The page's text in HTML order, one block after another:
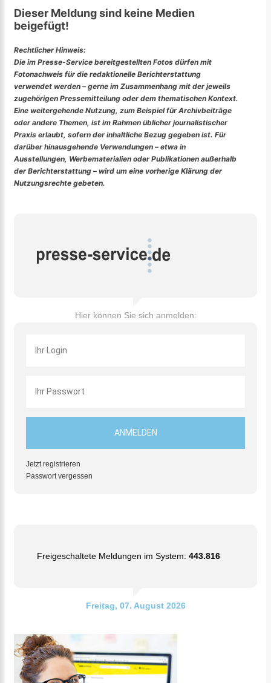
Dieser Meldung sind keine Medien
beigefügt!
Rechtlicher Hinweis:
Die im Presse-Service bereitgestellten Fotos dürfen mit
Fotonachweis für die redaktionelle Berichterstattung
verwendet werden – gerne im Zusammenhang mit der jeweils
zugehörigen Pressemitteilung oder dem thematischen Kontext.
Eine weitergehende Nutzung, zum Beispiel für Archivbeiträge
oder andere Themen, ist im Rahmen üblicher journalistischer
Praxis erlaubt, sofern der inhaltliche Bezug gegeben ist. Für
darüber hinausgehende Verwendungen – etwa in
Ausstellungen, Werbematerialien oder Publikationen außerhalb
der Berichterstattung – wird um eine vorherige Klärung der
Nutzungsrechte gebeten.
Hier können Sie sich anmelden:
Jetzt registrieren
Passwort vergessen
Freigeschaltete Meldungen im System: 443.816
Freitag, 07. August 2026